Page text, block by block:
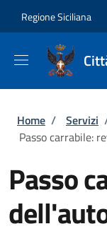
Regione Siciliana
Briciole
Home / Servizi
Passo carrabile:
Passo